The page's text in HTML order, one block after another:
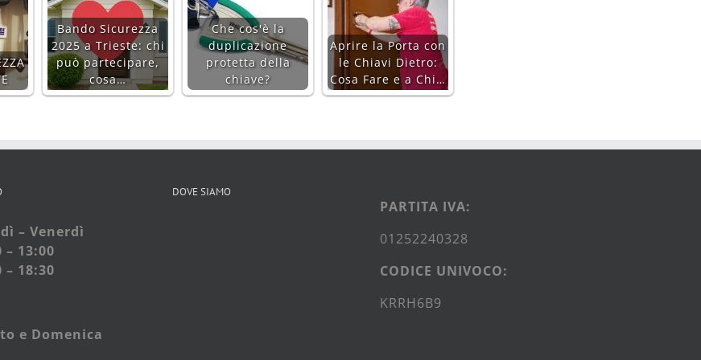
Bando Sicurezza
2025 a Trieste: chi
può partecipare,
cosa…
Che cos'è la
duplicazione
protetta della
chiave?
Aprire la Porta con
le Chiavi Dietro:
Cosa Fare e a Chi…
– Venerdì
– 13:00
– 18:30
e Domenica
DOVE SIAMO
PARTITA IVA:
01252240328
CODICE UNIVOCO:
KRRH6B9